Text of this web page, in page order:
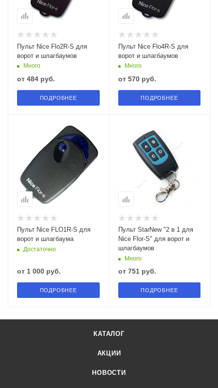
Пульт Nice Flo2R-S для
ворот и шлагбаумов
Много
от 484 руб.
ПОДРОБНЕЕ
Пульт Nice Flo4R-S для
ворот и шлагбаумов
Много
от 570 руб.
ПОДРОБНЕЕ
Пульт Nice FLO1R-S для
ворот и шлагбаума
Достаточно
от 1 000 руб.
ПОДРОБНЕЕ
Пульт StarNew "2 в 1 для
Nice Flor-S" для ворот и
шлагбаумов
Много
от 751 руб.
ПОДРОБНЕЕ
КАТАЛОГ
АКЦИИ
НОВОСТИ